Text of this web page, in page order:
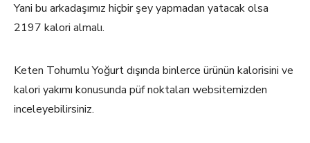
Yani bu arkadaşımız hiçbir şey yapmadan yatacak olsa
2197 kalori almalı.
Keten Tohumlu Yoğurt dışında binlerce ürünün kalorisini ve
kalori yakımı konusunda püf noktaları websitemizden
inceleyebilirsiniz.